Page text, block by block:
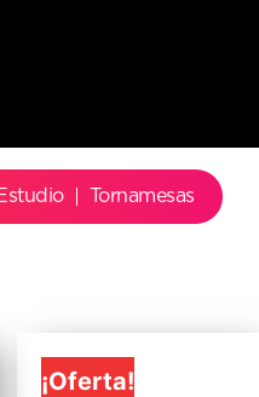
Tornamesas
¡Oferta!